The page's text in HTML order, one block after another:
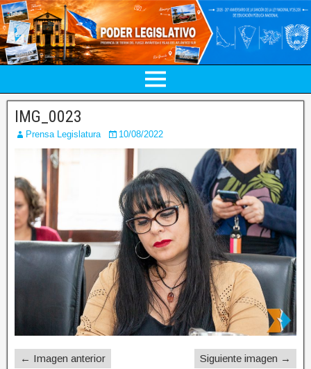
IMG_0023
Prensa Legislatura 10/08/2022
← Imagen anterior Siguiente imagen →